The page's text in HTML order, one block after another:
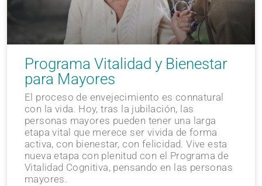
Programa Vitalidad y Bienestar
para Mayores
El proceso de envejecimiento es connatural
con la vida. Hoy, tras la jubilación, las
personas mayores pueden tener una larga
etapa vital que merece ser vivida de forma
activa, con bienestar, con felicidad. Vive esta
nueva etapa con plenitud con el Programa de
Vitalidad Cognitiva, pensando en las personas
mayores.